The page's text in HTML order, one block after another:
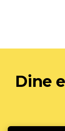
Dine